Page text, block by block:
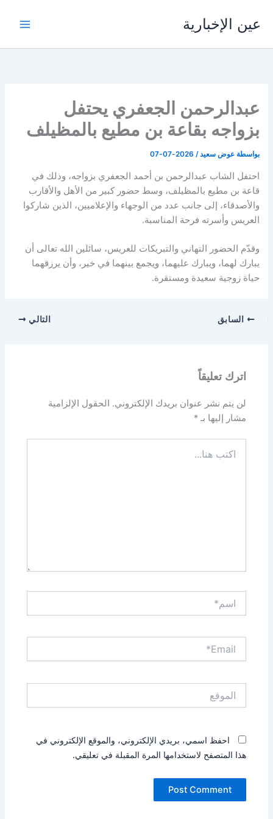
المحتوى
عين الإخبارية
عبدالرحمن الجعفري يحتفل
بزواجه بقاعة بن مطيع بالمظيلف
بواسطة عوض سعيد/
2026-07-07
احتفل الشاب عبدالرحمن بن أحمد الجعفري بزواجه، وذلك في
قاعة بن مطيع بالمظيلف، وسط حضور كبير من الأهل والأقارب
والأصدقاء، إلى جانب عدد من الوجهاء والإعلاميين، الذين شاركوا
العريس وأسرته فرحة المناسبة.
وقدّم الحضور التهاني والتبريكات للعريس، سائلين الله تعالى أن
يبارك لهما، ويبارك عليهما، ويجمع بينهما في خير، وأن يرزقهما
حياة زوجية سعيدة ومستقرة.
السابق التالي
اترك تعليقاً
لن يتم نشر عنوان بريدك الإلكتروني. الحقول الإلزامية
مشار إليها بـ*
هنا...
احفظ اسمي، بريدي الإلكتروني، والموقع الإلكتروني في
هذا المتصفح لاستخدامها المرة المقبلة في تعليقي.